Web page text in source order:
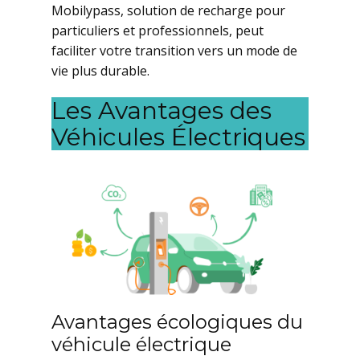
Mobilypass, solution de recharge pour
particuliers et professionnels, peut
faciliter votre transition vers un mode de
vie plus durable.
Les Avantages des
Véhicules Électriques
Avantages écologiques du
véhicule électrique